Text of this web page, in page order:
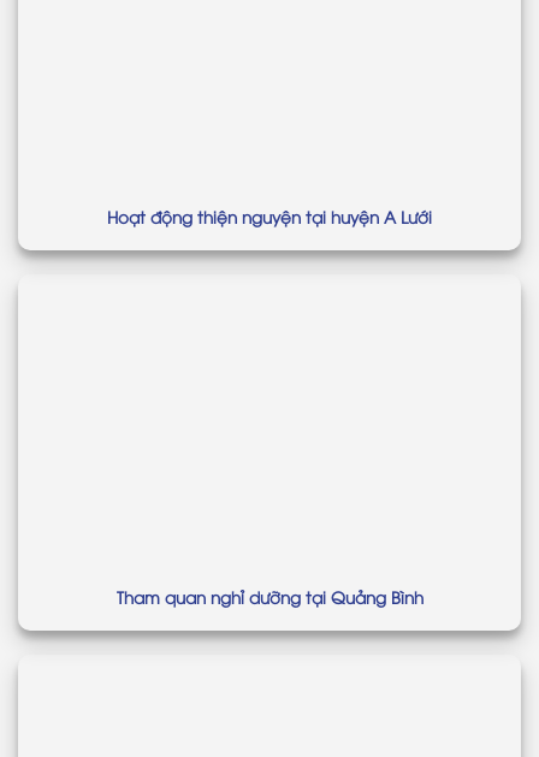
Hoạt động thiện nguyện tại huyện A Lưới
Tham quan nghỉ dưỡng tại Quảng Bình